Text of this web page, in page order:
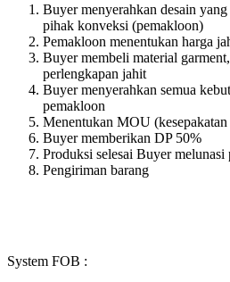
Buyer menyerahkan desain
pihak konveksi (pemakloon)
Pemakloon menentukan harga
Buyer membeli material
perlengkapan jahit
Buyer menyerahkan semua
pemakloon
Menentukan MOU
Buyer memberikan DP 50%
Produksi selesai Buyer melunasi
Pengiriman barang
System FOB :